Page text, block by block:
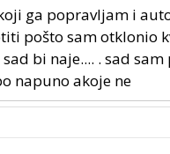
ga popravljam i
pošto sam otklonio
bi naje.... . sad
napuno akoje ne